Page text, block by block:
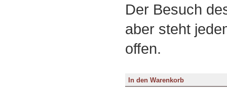
Der Besuch
aber steht
offen.